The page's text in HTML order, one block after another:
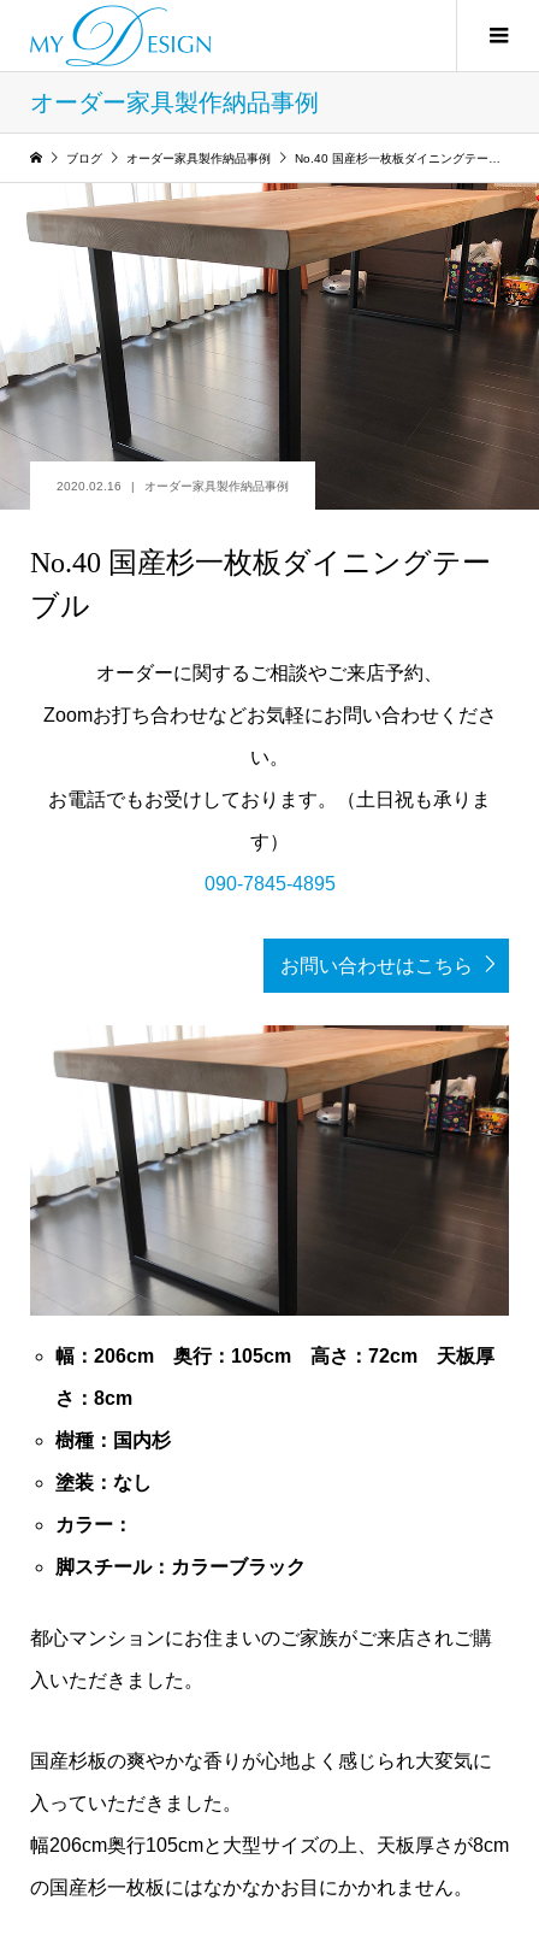
オーダー家具製作納品事例
ブログ オーダー家具製作納品事例 No.40 国産杉一枚板ダイニングテーブル
2020.02.16 オーダー家具製作納品事例
No.40 国産杉一枚板ダイニングテー
ブル
オーダーに関するご相談やご来店予約、
Zoomお打ち合わせなどお気軽にお問い合わせくださ
い。
お電話でもお受けしております。（土日祝も承りま
す）
090-7845-4895
お問い合わせはこちら
幅：206cm 奥行：105cm 高さ：72cm 天板厚
さ：8cm
樹種：国内杉
塗装：なし
カラー：
脚スチール：カラーブラック
都心マンションにお住まいのご家族がご来店されご購
入いただきました。
国産杉板の爽やかな香りが心地よく感じられ大変気に
入っていただきました。
幅206cm奥行105cmと大型サイズの上、天板厚さが8cm
の国産杉一枚板にはなかなかお目にかかれません。